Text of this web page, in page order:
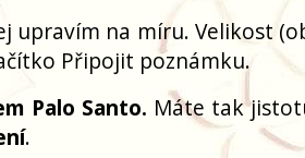
upravím na míru. Velikost
Připojit poznámku.
Palo Santo. Máte tak
.